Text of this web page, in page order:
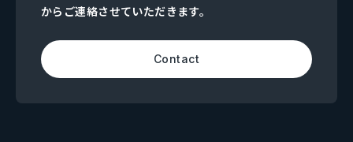
からご連絡させていただきます。
Contact